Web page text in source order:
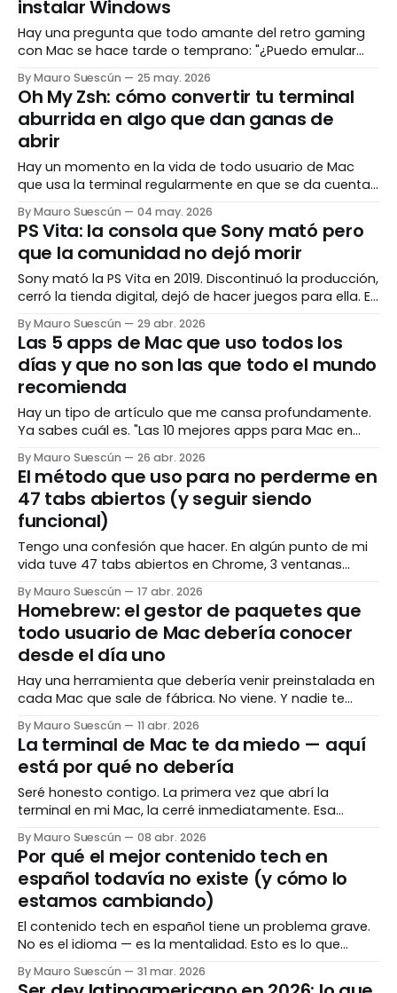
instalar Windows
Hay una pregunta que todo amante del retro gaming
con Mac se hace tarde o temprano: "¿Puedo emular
juegos en Mac o tengo que instalar Windows?" La
respuesta corta: no necesitas Windows. En absoluto. La
respuesta larga es este post. Tu Mac — especialmente
si tiene chip Apple Silicon
By Mauro Suescún 25 may. 2026
Oh My Zsh: cómo convertir tu terminal
aburrida en algo que dan ganas de
abrir
Hay un momento en la vida de todo usuario de Mac
que usa la terminal regularmente en que se da cuenta
de algo: la terminal por defecto es funcional, pero es
fea. Y aburrida. Y no te ayuda tanto como podría. Ese
momento suele llegar cuando ves la terminal de
By Mauro Suescún 04 may. 2026
PS Vita: la consola que Sony mató pero
que la comunidad no dejó morir
Sony mató la PS Vita en 2019. Discontinuó la producción,
cerró la tienda digital, dejó de hacer juegos para ella. El
mensaje fue claro: esta consola terminó, ya pueden
pasar a la siguiente. La comunidad no recibió el memo.
Porque mientras Sony cerraba puertas, miles de
personas alrededor del mundo
By Mauro Suescún 29 abr. 2026
Las 5 apps de Mac que uso todos los
días y que no son las que todo el mundo
recomienda
Hay un tipo de artículo que me cansa profundamente.
Ya sabes cuál es. "Las 10 mejores apps para Mac en
2026". Abres el link con esperanza y encuentras: Notion,
Slack, Spotify, 1Password y Chrome. Gracias. Muy útil.
Nunca lo hubiera imaginado. Este post no es ese
artículo. Estas
By Mauro Suescún 26 abr. 2026
El método que uso para no perderme en
47 tabs abiertos (y seguir siendo
funcional)
Tengo una confesión que hacer. En algún punto de mi
vida tuve 47 tabs abiertos en Chrome, 3 ventanas
distintas del navegador, 2 editores de texto con
archivos sin nombre, y un Notion con 14 páginas
marcadas como "revisar después". Nunca las revisé. Si
eso te suena familiar,
By Mauro Suescún 17 abr. 2026
Homebrew: el gestor de paquetes que
todo usuario de Mac debería conocer
desde el día uno
Hay una herramienta que debería venir preinstalada en
cada Mac que sale de fábrica. No viene. Y nadie te
avisa que existe hasta que llevas meses instalando
software de la manera más lenta y tediosa posible. Se
llama Homebrew. Y cuando la descubres, tienes
exactamente dos reacciones: "esto es
By Mauro Suescún 11 abr. 2026
La terminal de Mac te da miedo — aquí
está por qué no debería
Seré honesto contigo. La primera vez que abrí la
terminal en mi Mac, la cerré inmediatamente. Esa
pantalla negra con el cursor parpadeando me pareció
cosa de hackers de película, no de alguien que
simplemente quería usar su computador en paz. Eso
fue hace años. Hoy la terminal es probablemente
By Mauro Suescún 08 abr. 2026
Por qué el mejor contenido tech en
español todavía no existe (y cómo lo
estamos cambiando)
El contenido tech en español tiene un problema grave.
No es el idioma — es la mentalidad. Esto es lo que
CommandCat está haciendo al respecto.
By Mauro Suescún 31 mar. 2026